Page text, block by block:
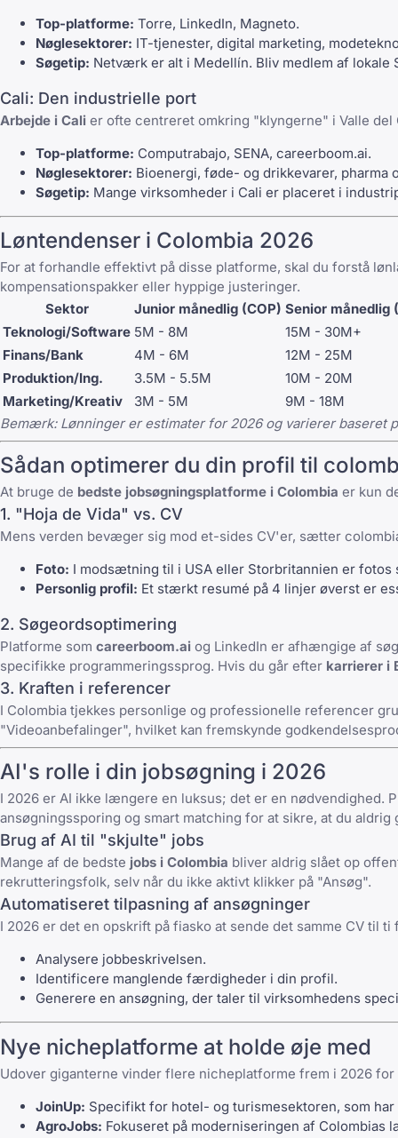
Top-platforme: Torre, LinkedIn, Magneto.
Nøglesektorer: IT-tjenester, digital marketing,
Søgetip: Netværk er alt i Medellín. Bliv medlem af lokale
Cali: Den industrielle port
Arbejde i Cali er ofte centreret omkring "klyngerne" i Valle
Top-platforme: Computrabajo, SENA, careerboom.ai.
Nøglesektorer: Bioenergi, føde- og drikkevarer, pharma
Søgetip: Mange virksomheder i Cali er placeret i
Løntendenser i Colombia 2026
For at forhandle effektivt på disse platforme, skal du forstå
kompensationspakker eller hyppige justeringer.
Sektor
Junior månedlig (COP) Senior månedlig
Teknologi/Software 5M - 8M
15M - 30M+
Finans/Bank
4M - 6M
12M - 25M
Produktion/Ing.
3.5M - 5.5M
10M - 20M
Marketing/Kreativ
3M - 5M
9M - 18M
Bemærk: Lønninger er estimater for 2026 og varierer baseret
Sådan optimerer du din profil til
At bruge de bedste jobsøgningsplatforme i Colombia er kun
1. "Hoja de Vida" vs. CV
Mens verden bevæger sig mod et-sides CV'er, sætter
Foto: I modsætning til i USA eller Storbritannien er
Personlig profil: Et stærkt resumé på 4 linjer øverst er
2. Søgeordsoptimering
Platforme som careerboom.ai og LinkedIn er afhængige af
specifikke programmeringssprog. Hvis du går efter karrierer i
3. Kraften i referencer
I Colombia tjekkes personlige og professionelle referencer
"Videoanbefalinger", hvilket kan fremskynde
AI's rolle i din jobsøgning i 2026
I 2026 er AI ikke længere en luksus; det er en nødvendighed.
ansøgningssporing og smart matching for at sikre, at du
Brug af AI til "skjulte" jobs
Mange af de bedste jobs i Colombia bliver aldrig slået op
rekrutteringsfolk, selv når du ikke aktivt klikker på "Ansøg".
Automatiseret tilpasning af ansøgninger
I 2026 er det en opskrift på fiasko at sende det samme CV til
Analysere jobbeskrivelsen.
Identificere manglende færdigheder i din profil.
Generere en ansøgning, der taler til virksomhedens
Nye nicheplatforme at holde øje med
Udover giganterne vinder flere nicheplatforme frem i 2026
JoinUp: Specifikt for hotel- og turismesektoren, som
AgroJobs: Fokuseret på moderniseringen af Colombias